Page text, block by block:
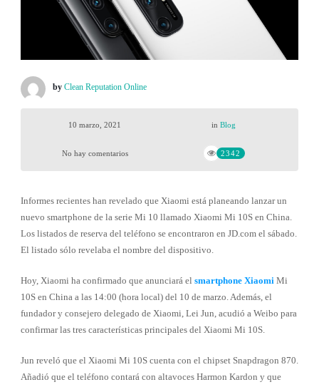
by Clean Reputation Online
10 marzo, 2021 in Blog
No hay comentarios 2342
Informes recientes han revelado que Xiaomi está planeando lanzar un
nuevo smartphone de la serie Mi 10 llamado Xiaomi Mi 10S en China.
Los listados de reserva del teléfono se encontraron en JD.com el sábado.
El listado sólo revelaba el nombre del dispositivo.
Hoy, Xiaomi ha confirmado que anunciará el smartphone XiaomiMi
10S en China a las 14:00 (hora local) del 10 de marzo. Además, el
fundador y consejero delegado de Xiaomi, Lei Jun, acudió a Weibo para
confirmar las tres características principales del Xiaomi Mi 10S.
Jun reveló que el Xiaomi Mi 10S cuenta con el chipset Snapdragon 870.
Añadió que el teléfono contará con altavoces Harmon Kardon y que